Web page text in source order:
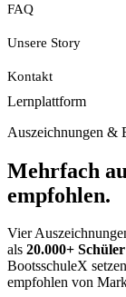
FAQ
Unsere Story
Kontakt
Lernplattform
Auszeichnungen &
Mehrfach
empfohlen.
Vier
als 20.000+ Schüler
BootsschuleX
empfohlen von